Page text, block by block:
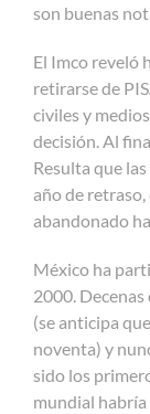
son buenas
El Imco reveló
retirarse de
civiles y
decisión. Al
Resulta que
año de
abandonado
México ha
2000. Decenas
(se anticipa
noventa) y
sido los
mundial